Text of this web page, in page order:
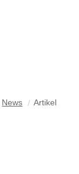
News Artikel